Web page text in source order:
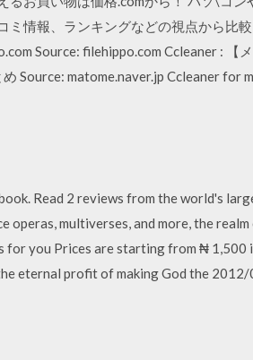
ミ情報、ランキングなどの視点から比
Source: filehippo.com Ccleaner :
Source: matome.naver.jp Ccleaner
Read 2 reviews from the world's
operas, multiverses, and more, the
for you Prices are starting from ₦
eternal profit of making God the